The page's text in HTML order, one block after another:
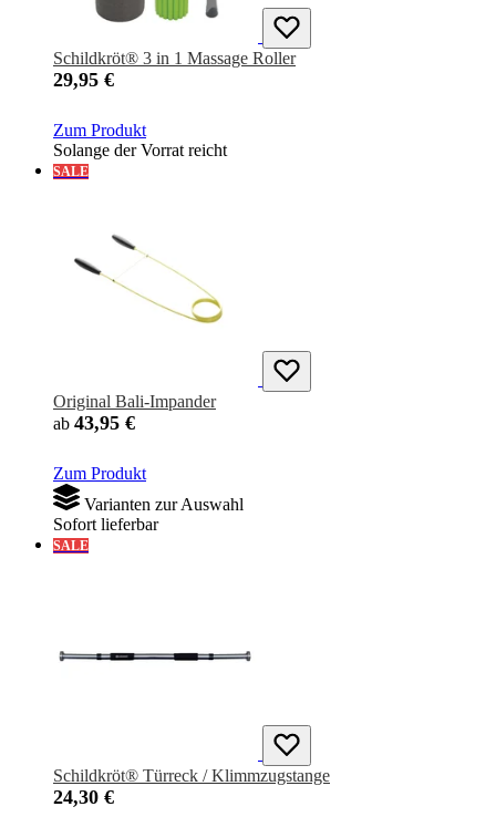
Schildkröt® 3 in 1 Massage Roller
29,95 €
Zum Produkt
Solange der Vorrat reicht
SALE
Original Bali-Impander
ab 43,95 €
Zum Produkt
Varianten zur Auswahl
Sofort lieferbar
SALE
Schildkröt® Türreck / Klimmzugstange
24,30 €